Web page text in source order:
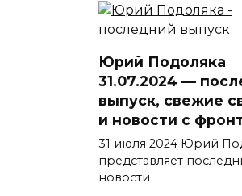
Юрий Подоляка
31.07.2024 —
выпуск, свежие
и новости с
31 июля 2024 Юрий
представляет
новости